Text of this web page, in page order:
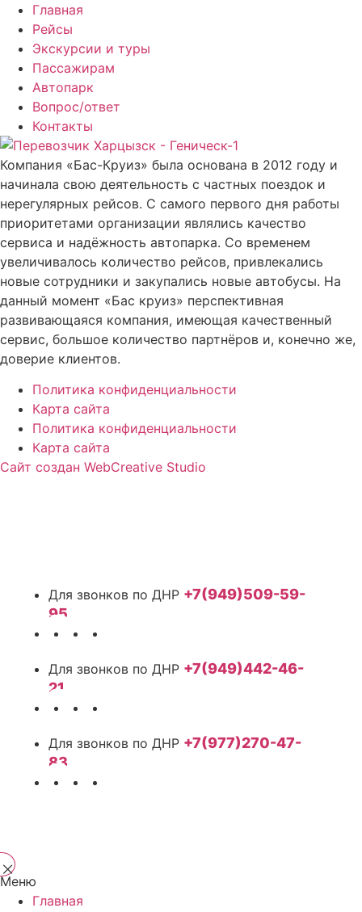
Главная
Рейсы
Экскурсии и туры
Пассажирам
Автопарк
Вопрос/ответ
Контакты
Компания «Бас-Круиз» была основана в 2012 году и
начинала свою деятельность с частных поездок и
нерегулярных рейсов. С самого первого дня работы
приоритетами организации являлись качество
сервиса и надёжность автопарка. Со временем
увеличивалось количество рейсов, привлекались
новые сотрудники и закупались новые автобусы. На
данный момент «Бас круиз» перспективная
развивающаяся компания, имеющая качественный
сервис, большое количество партнёров и, конечно же,
доверие клиентов.
Политика конфиденциальности
Карта сайта
Политика конфиденциальности
Карта сайта
Сайт создан WebCreative Studio
+7(949)509-59-
95
+7(949)442-46-
21
+7(977)270-47-
83
Меню
Главная